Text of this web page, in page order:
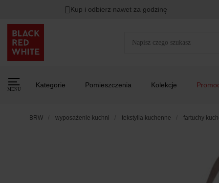
Kup i odbierz nawet za godzinę
MENU
Kategorie Pomieszczenia Kolekcje
BRW wyposażenie kuchni tekstylia kuchenne fartuchy